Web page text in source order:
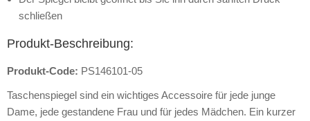
schließen
Produkt-Beschreibung:
Produkt-Code: PS146101-05
Taschenspiegel sind ein wichtiges Accessoire für jede junge
Dame, jede gestandene Frau und für jedes Mädchen. Ein kurzer